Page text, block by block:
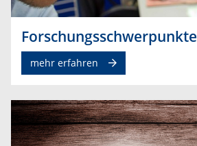
Forschungsschwerpunkte
mehr erfahren